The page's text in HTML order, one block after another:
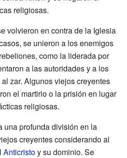
religiosas.
volvieron en contra de la Iglesia
se unieron a los enemigos
como la liderada por
a las autoridades y a los
zar. Algunos viejos creyentes
el martirio o la prisión en lugar
religiosas.
una profunda división en la
creyentes considerando al
Anticristoy su dominio. Se